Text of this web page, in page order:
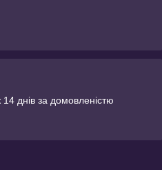
днів за домовленістю